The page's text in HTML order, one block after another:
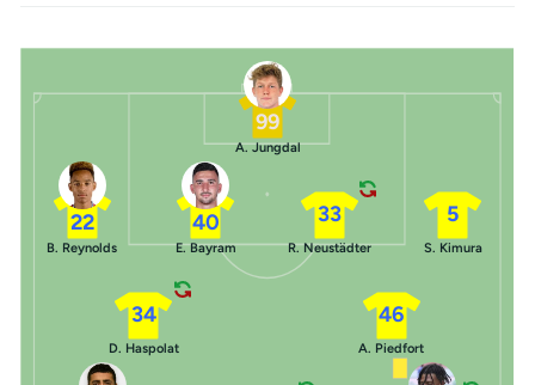
99
A. Jungdal
5
S. Kimura
33
R. Neustädter
40
E. Bayram
22
B. Reynolds
46
A. Piedfort
34
D. Haspolat